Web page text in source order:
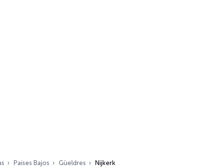
Países Bajos Güeldres Nijkerk